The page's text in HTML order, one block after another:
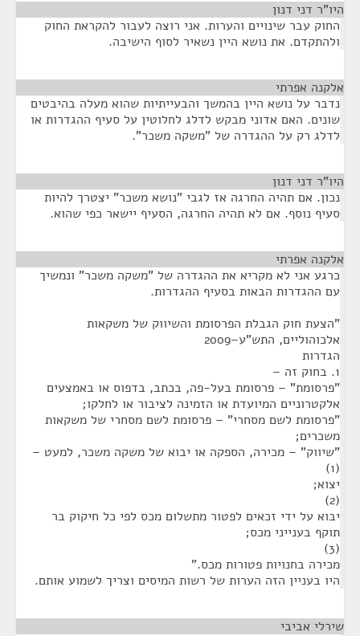
היו"ר דני דנון
החוק עבר שינויים והערות. אני רוצה לעבור להקראת החוק
ולהתקדם. את נושא היין נשאיר לסוף הישיבה.
אלקנה אפרתי
נדבר על נושא היין בהמשך והבעייתיות שהוא מעלה בהיבטים
שונים. האם אדוני מבקש לדלג לחלוטין על סעיף ההגדרות או
לדלג רק על ההגדרה של "משקה משכר".
היו"ר דני דנון
נכון. אם תהיה החרגה אז לגבי "נושא משכר" יצטרך להיות
סעיף נוסף. אם לא תהיה החרגה, הסעיף יישאר כפי שהוא.
אלקנה אפרתי
כרגע אני לא מקריא את ההגדרה של "משקה משכר" ונמשיך
עם ההגדרות הבאות בסעיף ההגדרות.
"הצעת חוק הגבלת הפרסומת והשיווק של משקאות
אלכוהוליים, התש"ע–2009
הגדרות
1. בחוק זה –
"פרסומת" – פרסומת בעל-פה, בכתב, בדפוס או באמצעים
אלקטרוניים המיועדת או הזמינה לציבור או לחלקו;
"פרסומת לשם מסחרי" – פרסומת לשם מסחרי של משקאות
משכרים;
"שיווק" – מכירה, הספקה או יבוא של משקה משכר, למעט –
(1)
יצוא;
(2)
יבוא על ידי זכאים לפטור מתשלום מכס לפי כל חיקוק בר
תוקף בענייני מכס;
(3)
מכירה בחנויות פטורות מכס."
היו בעניין הזה הערות של רשות המיסים וצריך לשמוע אותם.
שירלי אביבי